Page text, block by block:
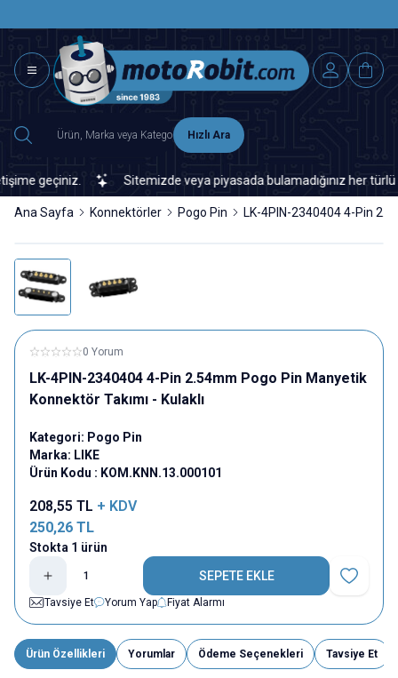
Hızlı Ara
geçiniz. Sitemizde veya piyasada bulamadığınız her türlü
Ana Sayfa Konnektörler Pogo Pin LK-4PIN-2340404 4-Pin
0 Yorum
LK-4PIN-2340404 4-Pin 2.54mm Pogo Pin Manyetik
Konnektör Takımı - Kulaklı
Kategori: Pogo Pin
Marka: LIKE
Ürün Kodu : KOM.KNN.13.000101
208,55 TL + KDV
250,26 TL
Stokta 1 ürün
SEPETE EKLE
Favoriye
Tavsiye Et
Yorum Yap Fiyat Alarmı
Ürün Özellikleri Yorumlar Ödeme Seçenekleri Tavsiye Et